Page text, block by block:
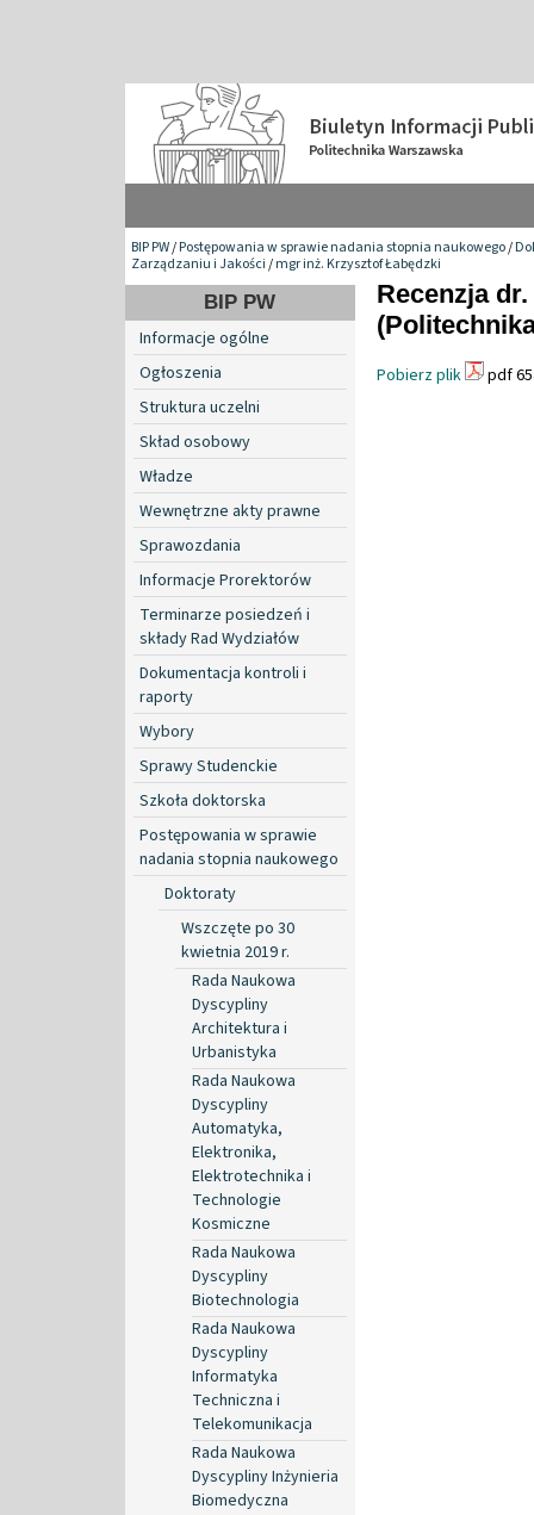
BIP PW/Postępowania w sprawie nadania stopnia naukowego/
Zarządzaniu i Jakości/mgr inż. Krzysztof Łabędzki
BIP PW
Informacje ogólne
Ogłoszenia
Struktura uczelni
Skład osobowy
Władze
Wewnętrzne akty prawne
Sprawozdania
Informacje Prorektorów
Terminarze posiedzeń i
składy Rad Wydziałów
Dokumentacja kontroli i
raporty
Wybory
Sprawy Studenckie
Szkoła doktorska
Postępowania w sprawie
nadania stopnia naukowego
Doktoraty
Wszczęte po 30
kwietnia 2019 r.
Rada Naukowa
Dyscypliny
Architektura i
Urbanistyka
Rada Naukowa
Dyscypliny
Automatyka,
Elektronika,
Elektrotechnika i
Technologie
Kosmiczne
Rada Naukowa
Dyscypliny
Biotechnologia
Rada Naukowa
Dyscypliny
Informatyka
Techniczna i
Telekomunikacja
Rada Naukowa
Dyscypliny Inżynieria
Biomedyczna
Recenzja
Pobierz plik pdf